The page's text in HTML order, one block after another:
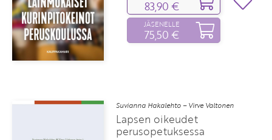
83,90 €
JÄSENELLE
75,50 €
Suvianna Hakalehto – Virve Valtonen
Lapsen oikeudet
perusopetuksessa